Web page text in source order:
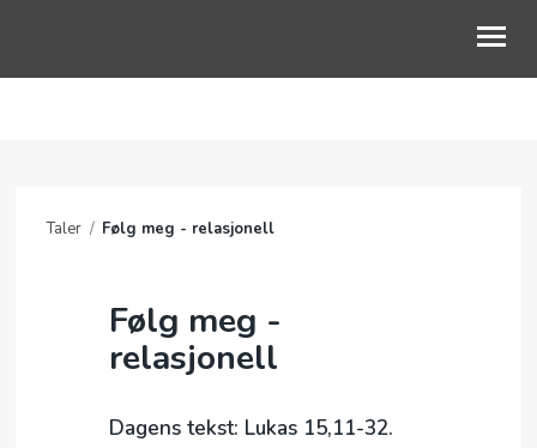
KALENDER
Taler / Følg meg - relasjonell
Følg meg -
relasjonell
Dagens tekst: Lukas 15,11-32.